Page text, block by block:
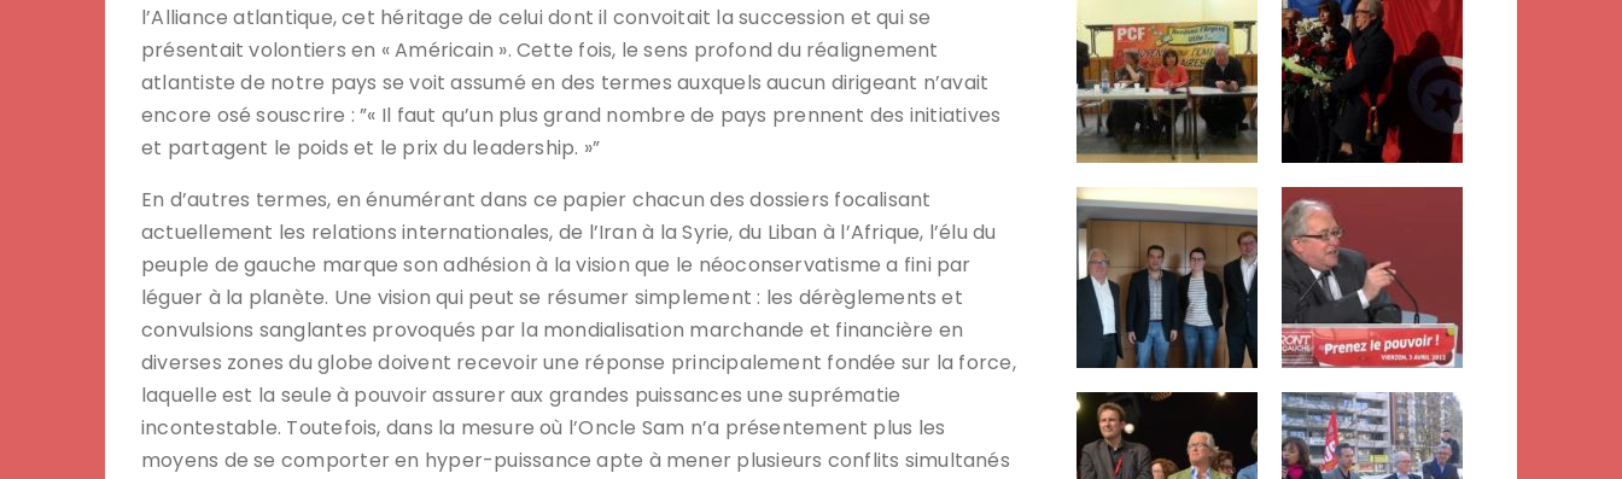
l’Alliance atlantique, cet héritage de celui dont il convoitait la succession et qui se
présentait volontiers en « Américain ». Cette fois, le sens profond du réalignement
atlantiste de notre pays se voit assumé en des termes auxquels aucun dirigeant n’avait
encore osé souscrire : ”« Il faut qu’un plus grand nombre de pays prennent des initiatives
et partagent le poids et le prix du leadership. »”
En d’autres termes, en énumérant dans ce papier chacun des dossiers focalisant
actuellement les relations internationales, de l’Iran à la Syrie, du Liban à l’Afrique, l’élu du
peuple de gauche marque son adhésion à la vision que le néoconservatisme a fini par
léguer à la planète. Une vision qui peut se résumer simplement : les dérèglements et
convulsions sanglantes provoqués par la mondialisation marchande et financière en
diverses zones du globe doivent recevoir une réponse principalement fondée sur la force,
laquelle est la seule à pouvoir assurer aux grandes puissances une suprématie
incontestable. Toutefois, dans la mesure où l’Oncle Sam n’a présentement plus les
moyens de se comporter en hyper-puissance apte à mener plusieurs conflits simultanés